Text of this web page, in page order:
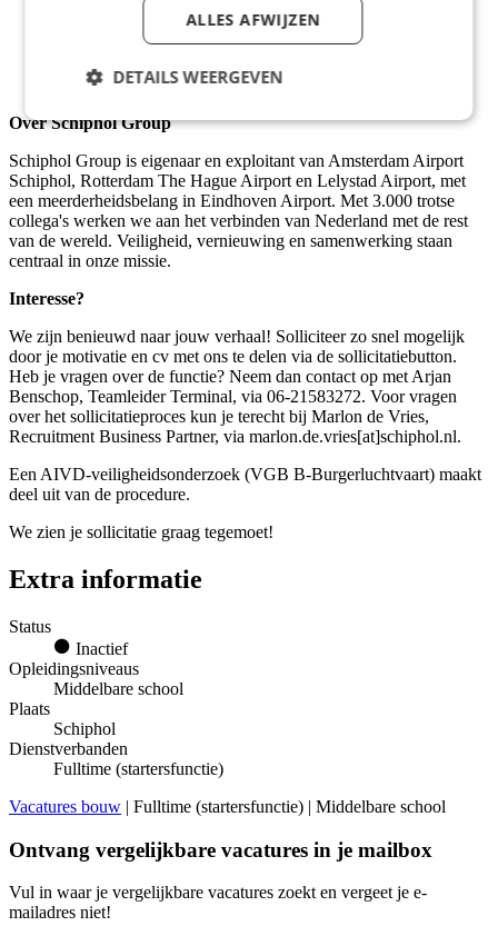
Affiniteit heeft met brandveiligheid (ervaring met
brandveiligheidsprojecten is een pré)
Uitstekende stakeholdermanagement skills heeft
Een lerende houding heeft en zich wil ontwikkelen in
projectmanagement
Over Schiphol Group
Schiphol Group is eigenaar en exploitant van Amsterdam Airport
Schiphol, Rotterdam The Hague Airport en Lelystad Airport, met
een meerderheidsbelang in Eindhoven Airport. Met 3.000 trotse
collega's werken we aan het verbinden van Nederland met de rest
van de wereld. Veiligheid, vernieuwing en samenwerking staan
centraal in onze missie.
Interesse?
We zijn benieuwd naar jouw verhaal! Solliciteer zo snel mogelijk
door je motivatie en cv met ons te delen via de sollicitatiebutton.
Heb je vragen over de functie? Neem dan contact op met Arjan
Benschop, Teamleider Terminal, via 06-21583272. Voor vragen
over het sollicitatieproces kun je terecht bij Marlon de Vries,
Recruitment Business Partner, via marlon.de.vries[at]schiphol.nl.
Een AIVD-veiligheidsonderzoek (VGB B-Burgerluchtvaart) maakt
deel uit van de procedure.
We zien je sollicitatie graag tegemoet!
Extra informatie
Status
Inactief
Opleidingsniveaus
Middelbare school
Plaats
Schiphol
Dienstverbanden
Fulltime (startersfunctie)
Vacatures bouw | Fulltime (startersfunctie) | Middelbare school
Ontvang vergelijkbare vacatures in je mailbox
Vul in waar je vergelijkbare vacatures zoekt en vergeet je e-
mailadres niet!
ALLES AFWIJZEN
DETAILS WEERGEVEN